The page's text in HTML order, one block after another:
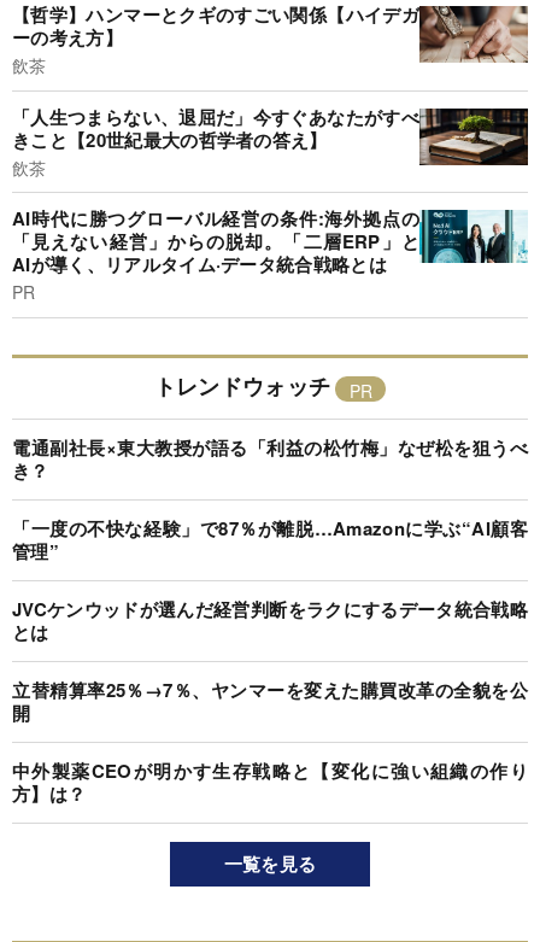
【哲学】ハンマーとクギのすごい関係【ハイデガ
ーの考え方】
飲茶
「人生つまらない、退屈だ」今すぐあなたがすべ
きこと【20世紀最大の哲学者の答え】
飲茶
AI時代に勝つグローバル経営の条件:海外拠点の
「見えない経営」からの脱却。「二層ERP」と
AIが導く、リアルタイム·データ統合戦略とは
PR
トレンドウォッチ
電通副社長×東大教授が語る「利益の松竹梅」なぜ松を狙うべ
き？
「一度の不快な経験」で87％が離脱…Amazonに学ぶ“AI顧客
管理”
JVCケンウッドが選んだ経営判断をラクにするデータ統合戦略
とは
立替精算率25％→7％、ヤンマーを変えた購買改革の全貌を公
開
中外製薬CEOが明かす生存戦略と【変化に強い組織の作り
方】は？
一覧を見る